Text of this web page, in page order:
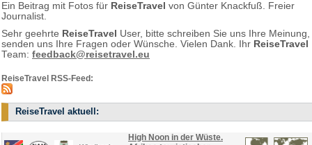
Ein Beitrag mit Fotos für ReiseTravel von Günter Knackfuß. Freier
Journalist.
Sehr geehrte ReiseTravel User, bitte schreiben Sie uns Ihre Meinung,
senden uns Ihre Fragen oder Wünsche. Vielen Dank. Ihr ReiseTravel
Team: feedback@reisetravel.eu
ReiseTravel RSS-Feed:
ReiseTravel aktuell:
High Noon in der Wüste.